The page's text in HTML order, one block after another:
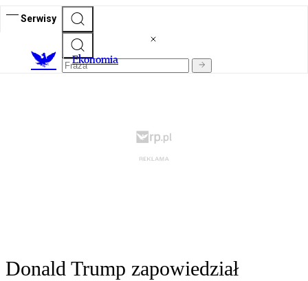
Serwisy
Ekonomia
Donald Trump zapowiedział